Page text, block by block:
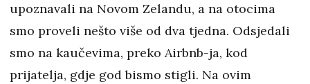
upoznavali na Novom Zelandu, a na otocima
smo proveli nešto više od dva tjedna. Odsjedali
smo na kaučevima, preko Airbnb-ja, kod
prijatelja, gdje god bismo stigli. Na ovim